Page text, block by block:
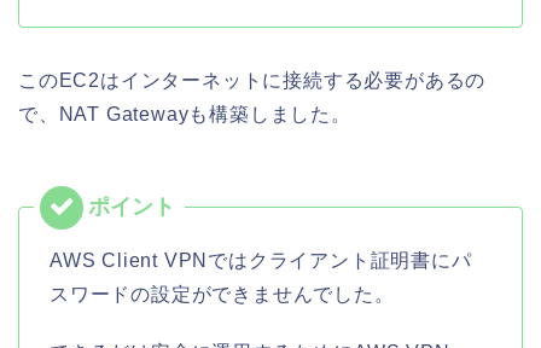
このEC2はインターネットに接続する必要があるの
で、NAT Gatewayも構築しました。
AWS Client VPNではクライアント証明書にパ
スワードの設定ができませんでした。